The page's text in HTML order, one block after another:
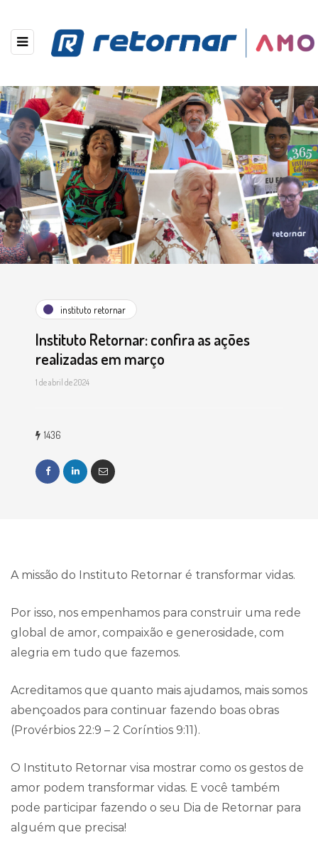
instituto retornar
Instituto Retornar: confira as ações
realizadas em março
1 de abril de 2024
1436
A missão do Instituto Retornar é transformar vidas.
Por isso, nos empenhamos para construir uma rede
global de amor, compaixão e generosidade, com
alegria em tudo que fazemos.
Acreditamos que quanto mais ajudamos, mais somos
abençoados para continuar fazendo boas obras
(Provérbios 22:9 – 2 Coríntios 9:11).
O Instituto Retornar visa mostrar como os gestos de
amor podem transformar vidas. E você também
pode participar fazendo o seu Dia de Retornar para
alguém que precisa!